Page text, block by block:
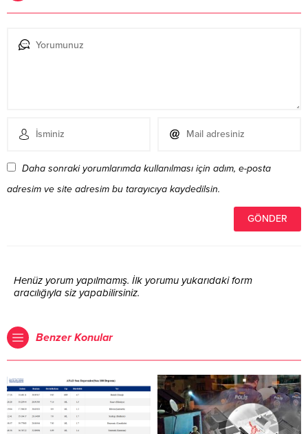
Daha sonraki yorumlarımda kullanılması için adım, e-posta
adresim ve site adresim bu tarayıcıya kaydedilsin.
Henüz yorum yapılmamış. İlk yorumu yukarıdaki form
aracılığıyla siz yapabilirsiniz.
Benzer Konular